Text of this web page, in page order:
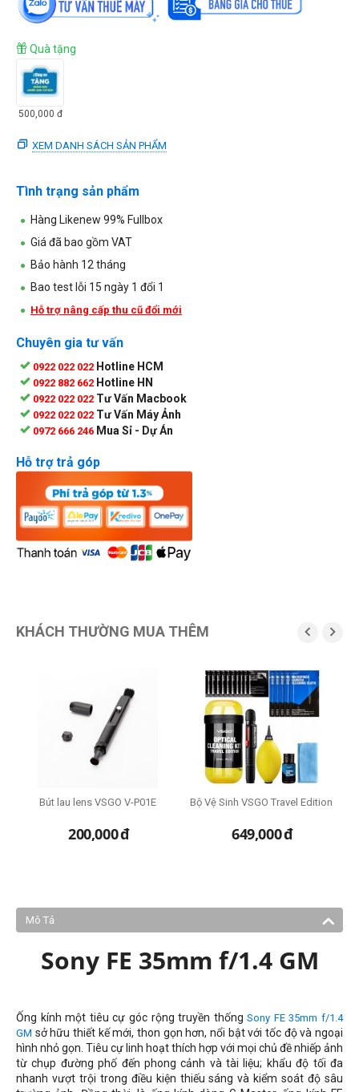
Quà tặng
500,000 đ
XEM DANH SÁCH SẢN PHẨM
Tình trạng sản phẩm
Hàng Likenew 99% Fullbox
Giá đã bao gồm VAT
Bảo hành 12 tháng
Bao test lỗi 15 ngày 1 đổi 1
Hỗ trợ nâng cấp thu cũ đổi mới
Chuyên gia tư vấn
0922 022 022 Hotline HCM
0922 882 662 Hotline HN
0922 022 022 Tư Vấn Macbook
0922 022 022 Tư Vấn Máy Ảnh
0972 666 246 Mua Sỉ - Dự Án
Hỗ trợ trả góp
KHÁCH THƯỜNG MUA THÊM  
Bút lau lens VSGO V-P01E
200,000đ
Bộ Vệ Sinh VSGO Travel Edition
649,000đ
Mô Tả
Sony FE 35mm f/1.4 GM
Ống kính một tiêu cự góc rộng truyền thống Sony FE 35mm f/1.4
GM sở hữu thiết kế mới, thon gọn hơn, nổi bật với tốc độ và ngoại
hình nhỏ gọn. Tiêu cự linh hoạt thích hợp với mọi chủ đề nhiếp ảnh
từ chụp đường phố đến phong cảnh và tài liệu; khẩu độ tối đa
nhanh vượt trội trong điều kiện thiếu sáng và kiểm soát độ sâu